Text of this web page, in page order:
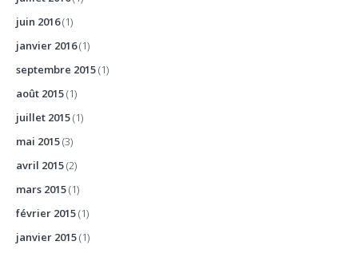
juin 2016(1)
janvier 2016(1)
septembre 2015(1)
août 2015(1)
juillet 2015(1)
mai 2015(3)
avril 2015(2)
mars 2015(1)
février 2015(1)
janvier 2015(1)